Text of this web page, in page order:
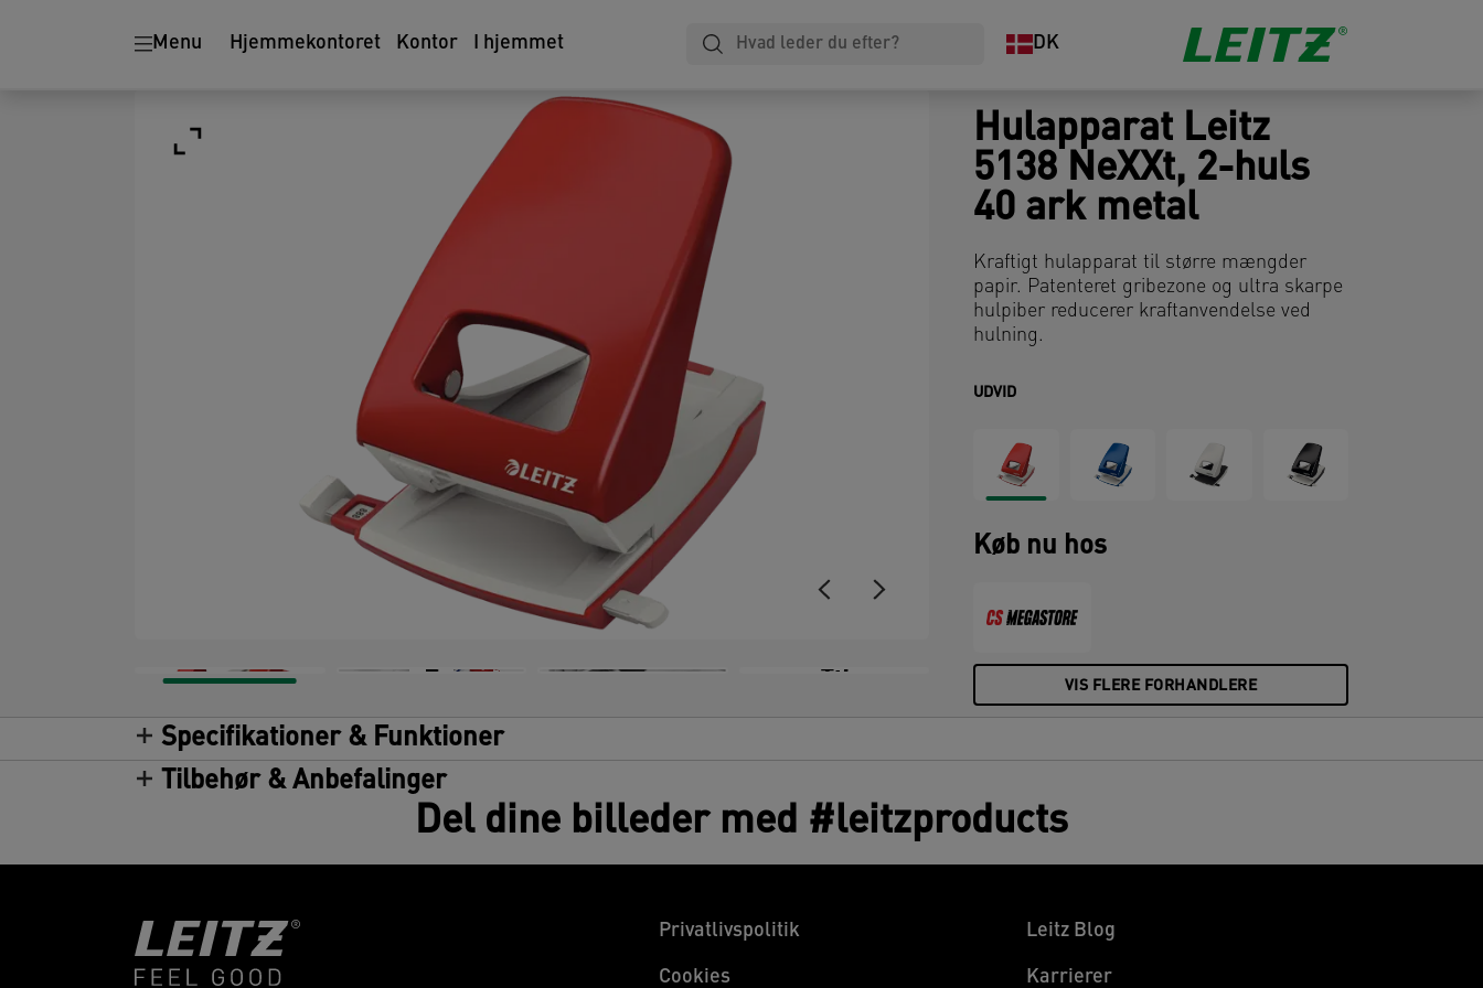
Menu Hjemmekontoret Kontor I hjemmet DK
+5
Hulapparat Leitz
5138 NeXXt, 2-huls
40 ark metal
Kraftigt hulapparat til større mængder
papir. Patenteret gribezone og ultra skarpe
hulpiber reducerer kraftanvendelse ved
hulning.
UDVID
Køb nu hos
VIS FLERE FORHANDLERE
Specifikationer & Funktioner
Tilbehør & Anbefalinger
Del dine billeder med #leitzproducts
Privatlivspolitik
Cookies
Leitz Blog
Karrierer